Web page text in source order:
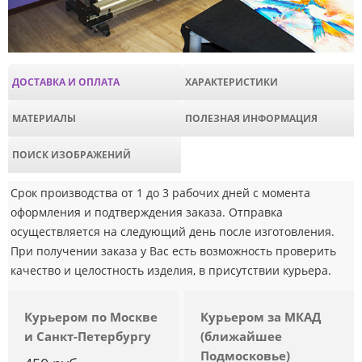
ДОСТАВКА И ОПЛАТА ХАРАКТЕРИСТИКИ
МАТЕРИАЛЫ ПОЛЕЗНАЯ ИНФОРМАЦИЯ
ПОИСК ИЗОБРАЖЕНИЙ
Срок производства от 1 до 3 рабочих дней с момента
оформления и подтверждения заказа. Отправка
осуществляется на следующий день после изготовления.
При получении заказа у Вас есть возможность проверить
качество и целостность изделия, в присутствии курьера.
Курьером по Москве
и Санкт-Петербургу
Курьером за МКАД
(ближайшее
Подмосковье)